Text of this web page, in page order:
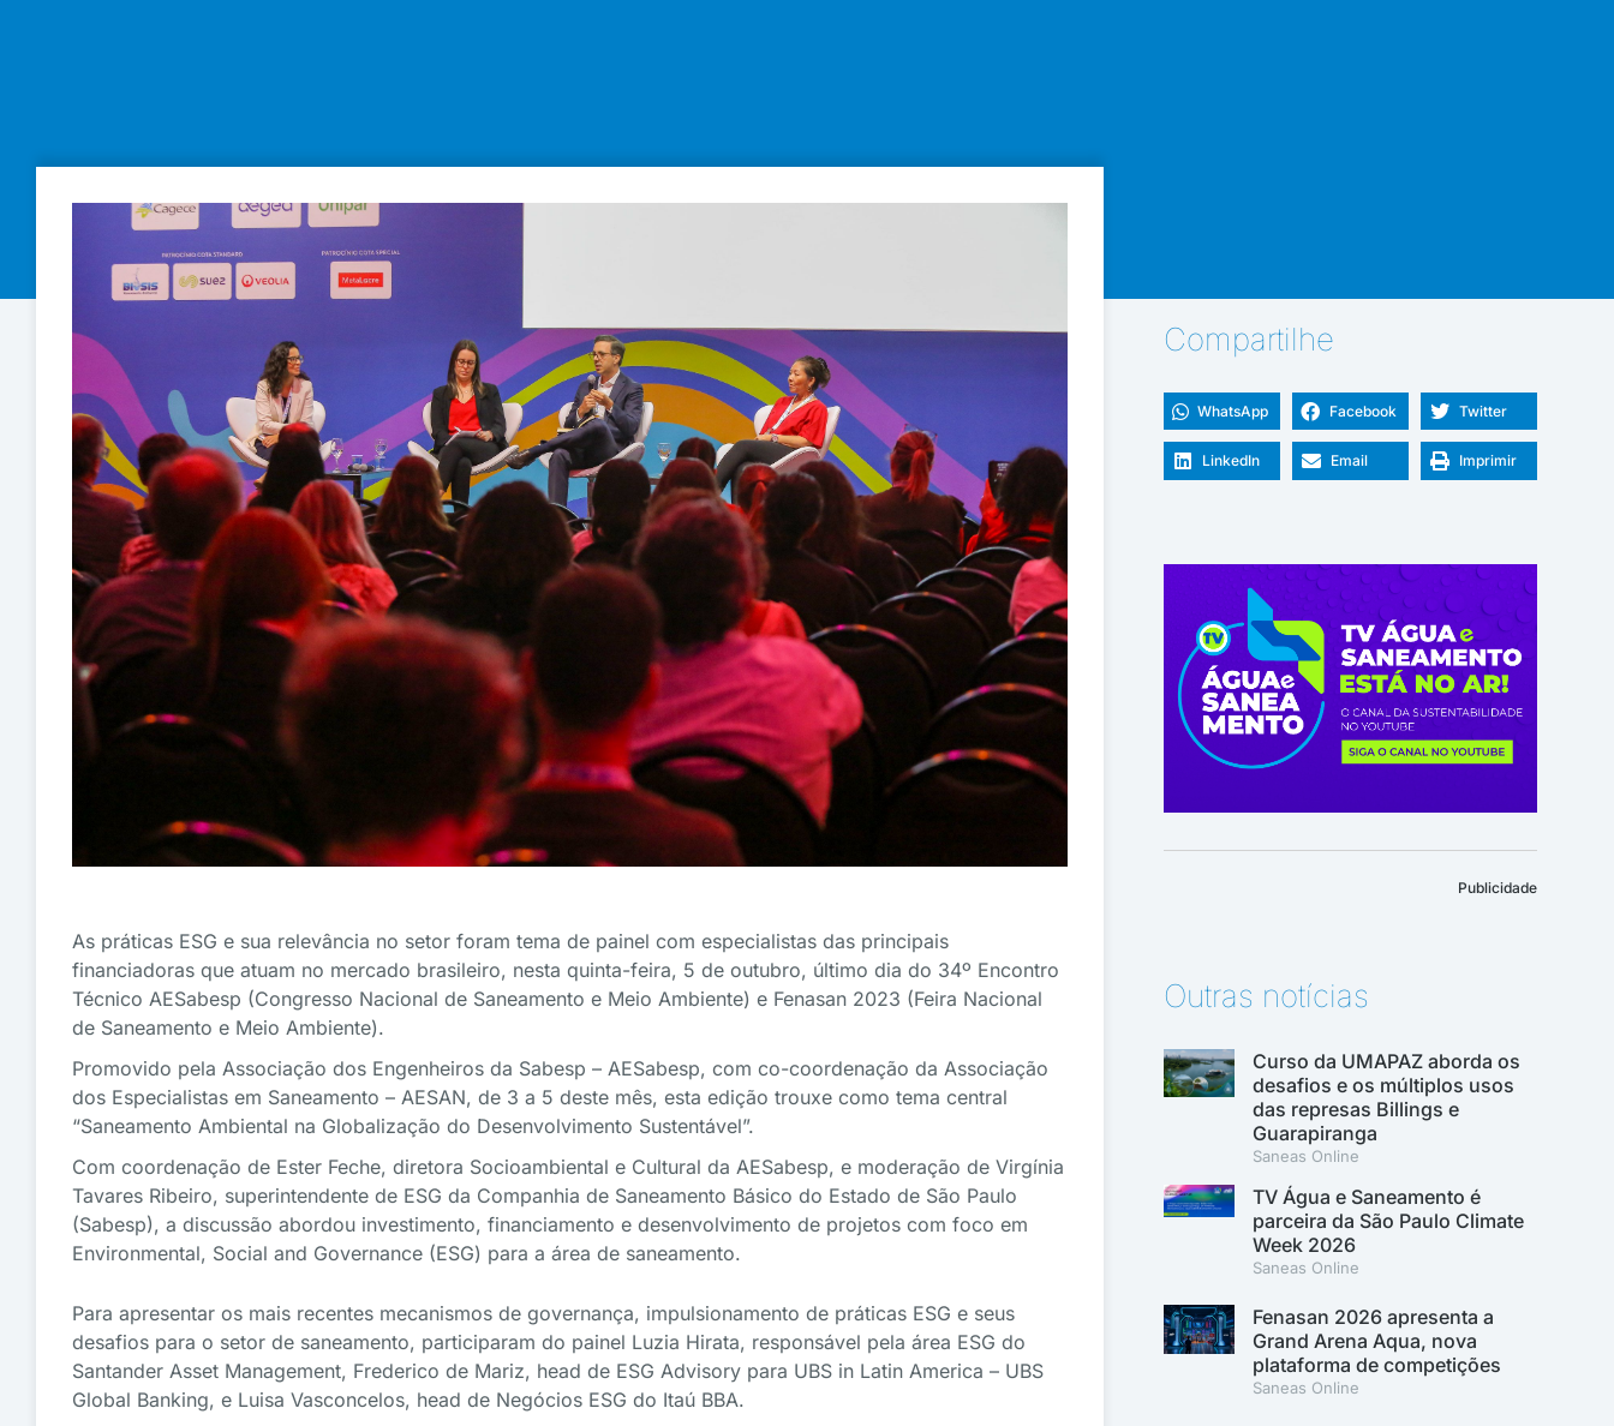
As práticas ESG e sua relevância no setor foram tema de painel com especialistas das principais
financiadoras que atuam no mercado brasileiro, nesta quinta-feira, 5 de outubro, último dia do 34º Encontro
Técnico AESabesp (Congresso Nacional de Saneamento e Meio Ambiente) e Fenasan 2023 (Feira Nacional
de Saneamento e Meio Ambiente).
Promovido pela Associação dos Engenheiros da Sabesp – AESabesp, com co-coordenação da Associação
dos Especialistas em Saneamento – AESAN, de 3 a 5 deste mês, esta edição trouxe como tema central
“Saneamento Ambiental na Globalização do Desenvolvimento Sustentável”.
Com coordenação de Ester Feche, diretora Socioambiental e Cultural da AESabesp, e moderação de Virgínia
Tavares Ribeiro, superintendente de ESG da Companhia de Saneamento Básico do Estado de São Paulo
(Sabesp), a discussão abordou investimento, financiamento e desenvolvimento de projetos com foco em
Environmental, Social and Governance (ESG) para a área de saneamento.
Para apresentar os mais recentes mecanismos de governança, impulsionamento de práticas ESG e seus
desafios para o setor de saneamento, participaram do painel Luzia Hirata, responsável pela área ESG do
Santander Asset Management, Frederico de Mariz, head de ESG Advisory para UBS in Latin America – UBS
Global Banking, e Luisa Vasconcelos, head de Negócios ESG do Itaú BBA.
Compartilhe
WhatsApp Facebook Twitter
LinkedIn Email Imprimir
Publicidade
Outras notícias
Curso da UMAPAZ aborda os
desafios e os múltiplos usos
das represas Billings e
Guarapiranga
Saneas Online
TV Água e Saneamento é
parceira da São Paulo Climate
Week 2026
Saneas Online
Fenasan 2026 apresenta a
Grand Arena Aqua, nova
plataforma de competições
Saneas Online